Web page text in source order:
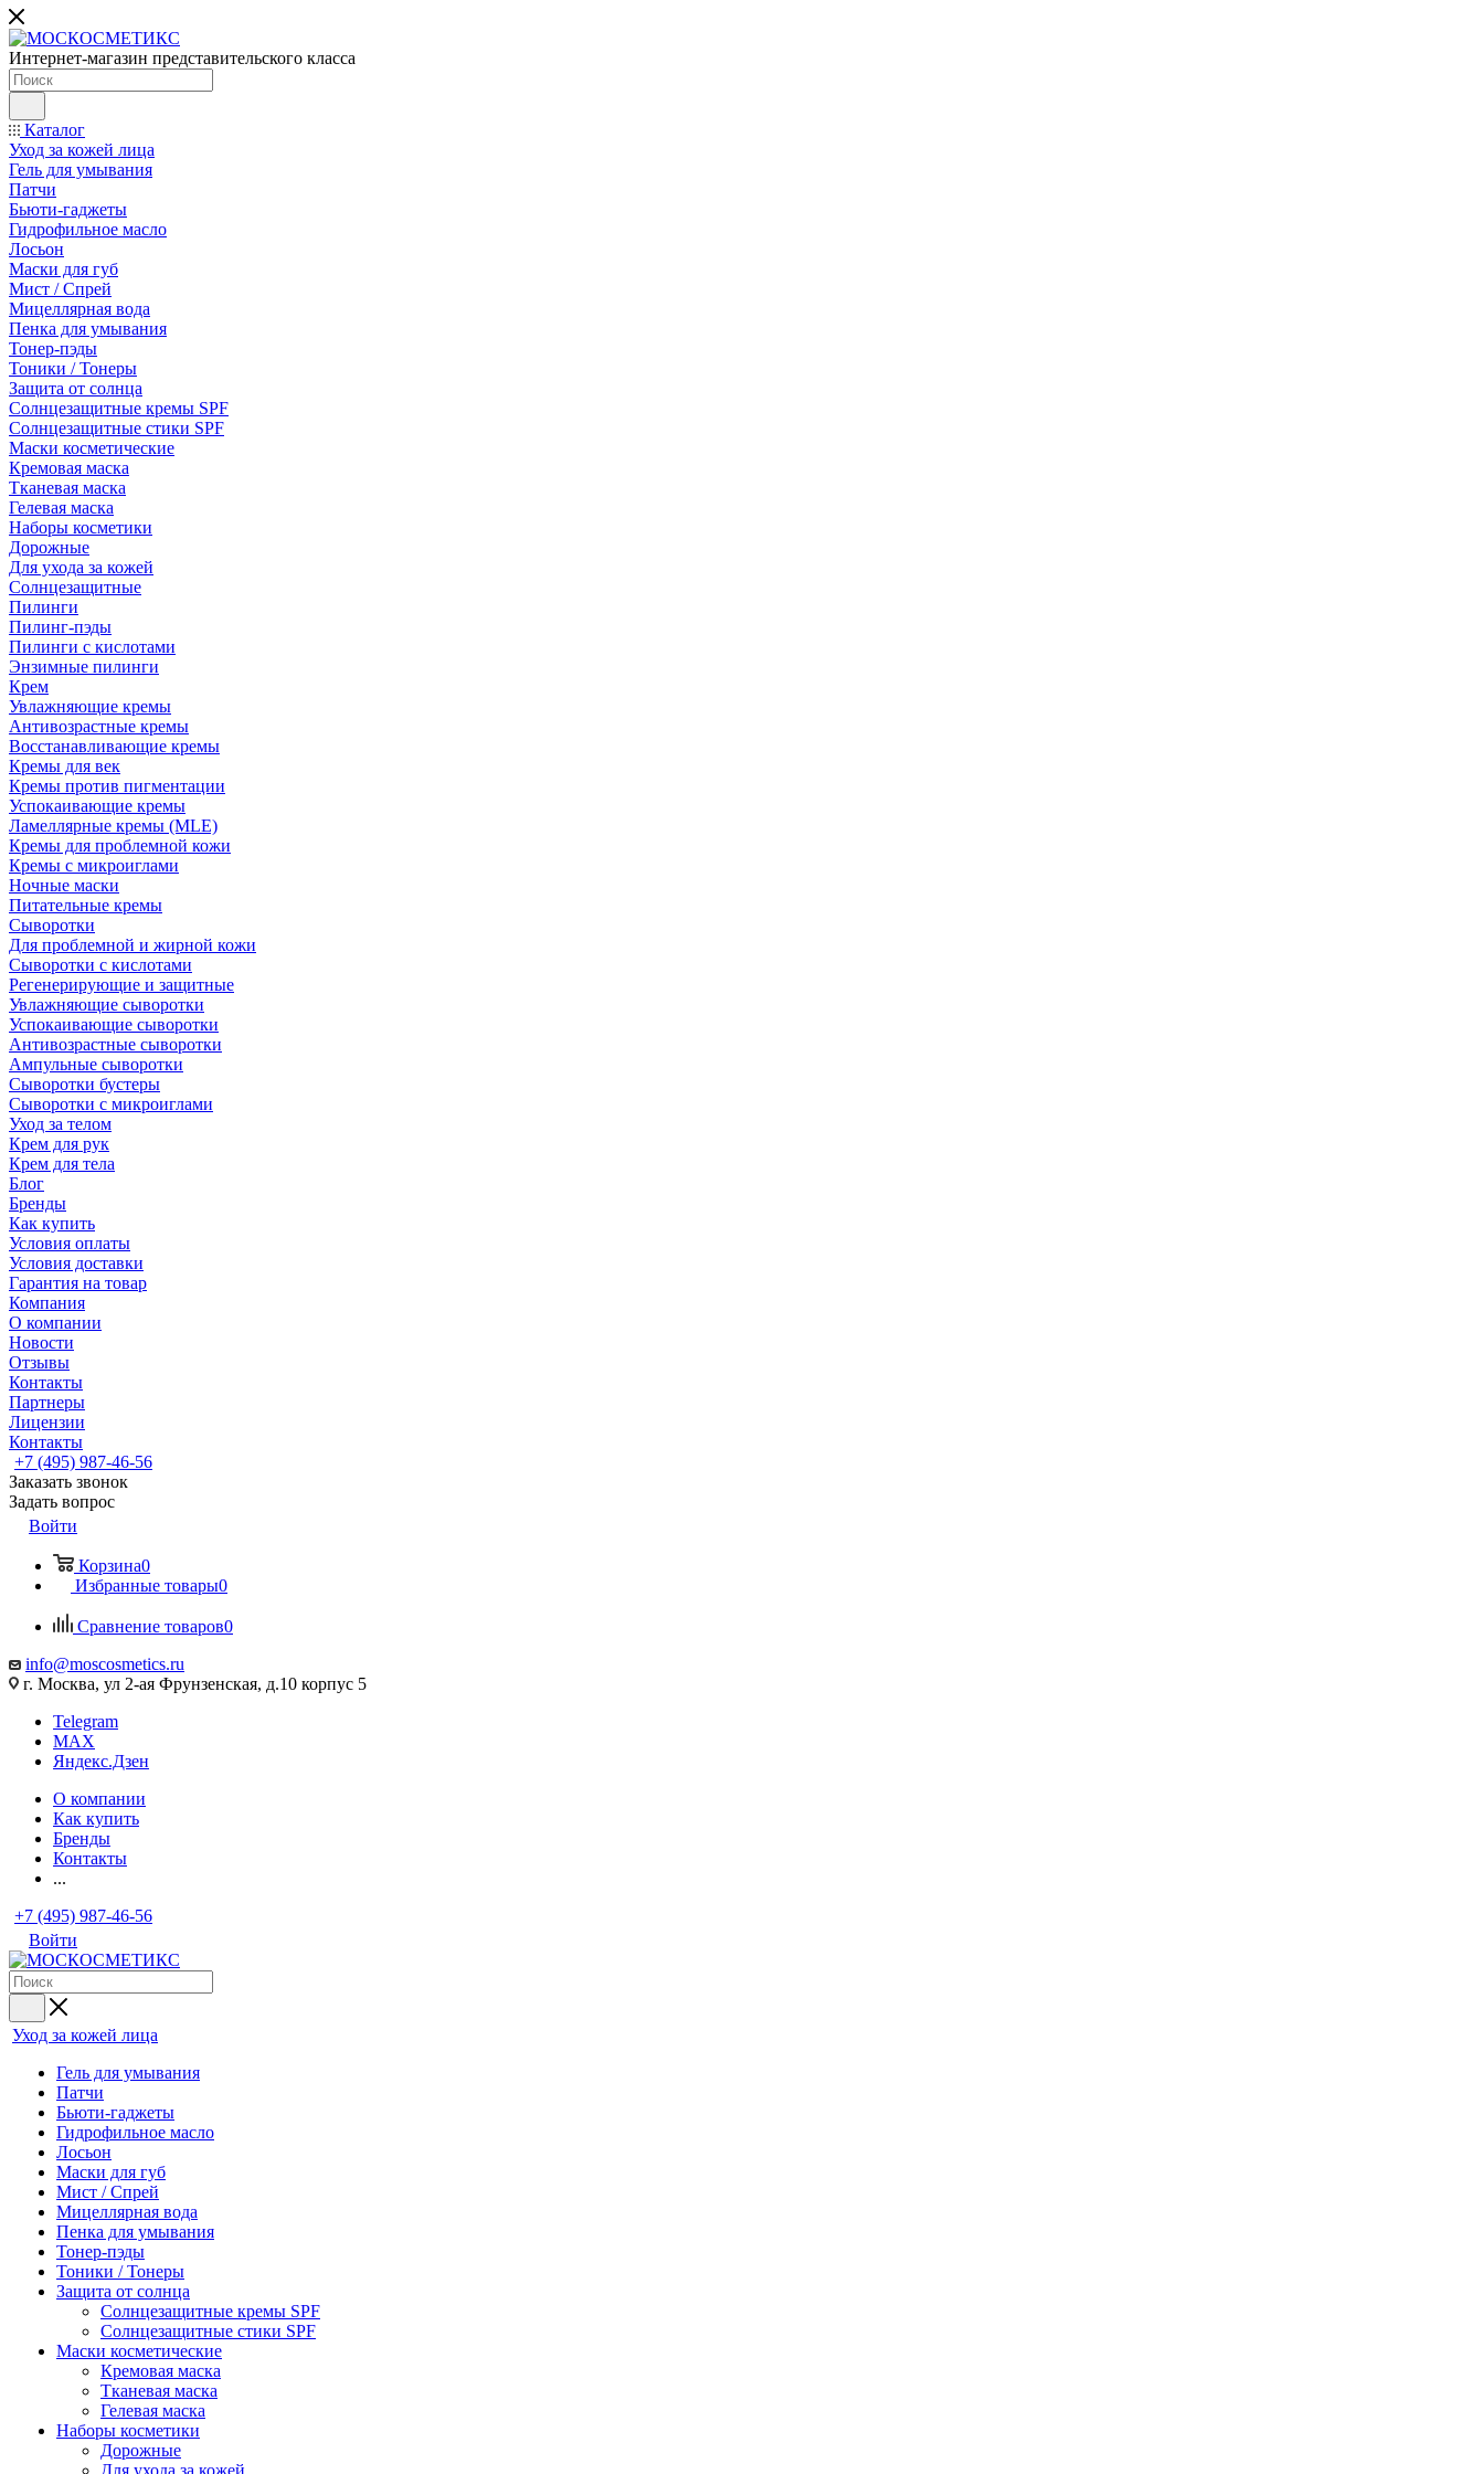
Интернет-магазин представительского класса
Каталог
Уход за кожей лица
Гель для умывания
Патчи
Бьюти-гаджеты
Гидрофильное масло
Лосьон
Маски для губ
Мист / Спрей
Мицеллярная вода
Пенка для умывания
Тонер-пэды
Тоники / Тонеры
Защита от солнца
Солнцезащитные кремы SPF
Солнцезащитные стики SPF
Маски косметические
Кремовая маска
Тканевая маска
Гелевая маска
Наборы косметики
Дорожные
Для ухода за кожей
Солнцезащитные
Пилинги
Пилинг-пэды
Пилинги с кислотами
Энзимные пилинги
Крем
Увлажняющие кремы
Антивозрастные кремы
Восстанавливающие кремы
Кремы для век
Кремы против пигментации
Успокаивающие кремы
Ламеллярные кремы (MLE)
Кремы для проблемной кожи
Кремы с микроиглами
Ночные маски
Питательные кремы
Сыворотки
Для проблемной и жирной кожи
Сыворотки с кислотами
Регенерирующие и защитные
Увлажняющие сыворотки
Успокаивающие сыворотки
Антивозрастные сыворотки
Ампульные сыворотки
Сыворотки бустеры
Сыворотки с микроиглами
Уход за телом
Крем для рук
Крем для тела
Блог
Бренды
Как купить
Условия оплаты
Условия доставки
Гарантия на товар
Компания
О компании
Новости
Отзывы
Контакты
Партнеры
Лицензии
Контакты
+7 (495) 987-46-56
Заказать звонок
Задать вопрос
Войти
Корзина0
Избранные товары0
Сравнение товаров0
info@moscosmetics.ru
г. Москва, ул 2-ая Фрунзенская, д.10 корпус 5
Telegram
MAX
Яндекс.Дзен
О компании
Как купить
Бренды
Контакты
...
+7 (495) 987-46-56
Войти
Уход за кожей лица
Гель для умывания
Патчи
Бьюти-гаджеты
Гидрофильное масло
Лосьон
Маски для губ
Мист / Спрей
Мицеллярная вода
Пенка для умывания
Тонер-пэды
Тоники / Тонеры
Защита от солнца
Солнцезащитные кремы SPF
Солнцезащитные стики SPF
Маски косметические
Кремовая маска
Тканевая маска
Гелевая маска
Наборы косметики
Дорожные
Для ухода за кожей